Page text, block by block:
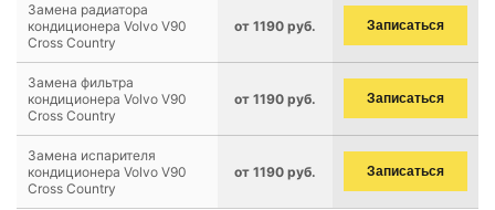
Замена радиатора
кондиционера Volvo V90
Cross Country
от 1190 руб. Записаться
Замена фильтра
кондиционера Volvo V90
Cross Country
от 1190 руб. Записаться
Замена испарителя
кондиционера Volvo V90
Cross Country
от 1190 руб. Записаться